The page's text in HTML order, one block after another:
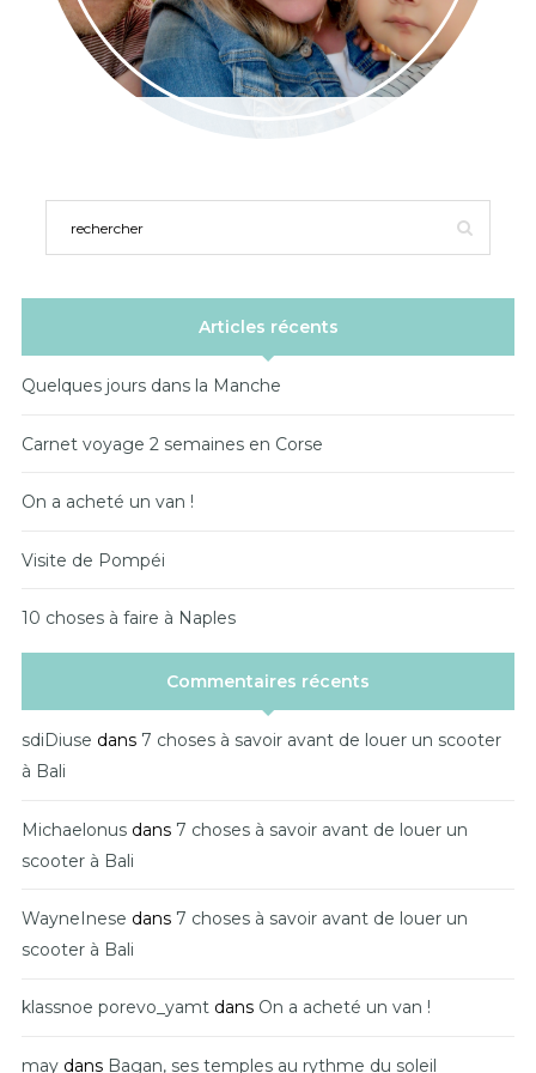
Articles récents
Quelques jours dans la Manche
Carnet voyage 2 semaines en Corse
On a acheté un van !
Visite de Pompéi
10 choses à faire à Naples
Commentaires récents
sdiDiuse dans 7 choses à savoir avant de louer un scooter
à Bali
Michaelonus dans 7 choses à savoir avant de louer un
scooter à Bali
WayneInese dans 7 choses à savoir avant de louer un
scooter à Bali
klassnoe porevo_yamt dans On a acheté un van !
may dans Bagan, ses temples au rythme du soleil